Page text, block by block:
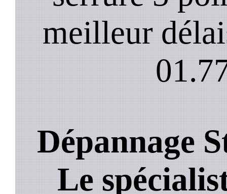
meilleur
Dépannage
Le